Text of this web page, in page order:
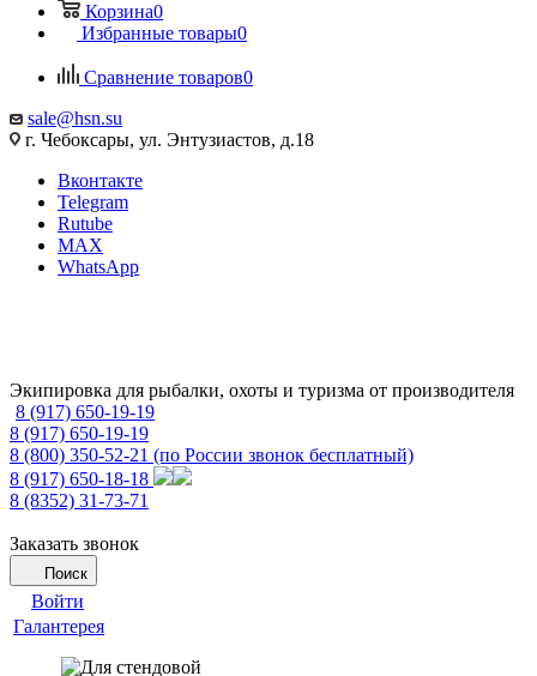
Корзина0
Избранные товары0
Сравнение товаров0
sale@hsn.su
г. Чебоксары, ул. Энтузиастов, д.18
Вконтакте
Telegram
Rutube
MAX
WhatsApp
Экипировка для рыбалки, охоты и туризма от производителя
8 (917) 650-19-19
8 (917) 650-19-19
8 (800) 350-52-21 (по России звонок бесплатный)
8 (917) 650-18-18
8 (8352) 31-73-71
Заказать звонок
Поиск
Войти
Галантерея